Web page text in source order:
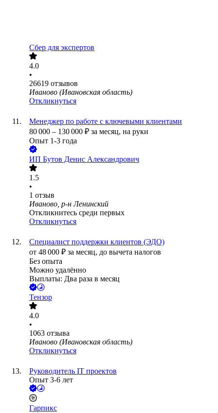
Сбер для экспертов
4.0
•
26619 отзывов
Иваново (Ивановская область)
Откликнуться
Менеджер по работе с ключевыми клиентами
80 000 – 130 000 ₽ за месяц, на руки
Опыт 1-3 года
ИП Бутов Денис Александрович
1.5
•
1 отзыв
Иваново, р-н Ленинский
Откликнитесь среди первых
Откликнуться
Специалист поддержки клиентов (ЭДО)
от 48 000 ₽ за месяц, до вычета налогов
Без опыта
Можно удалённо
Выплаты: Два раза в месяц
Тензор
4.0
•
1063 отзыва
Иваново (Ивановская область)
Откликнуться
Руководитель IT проектов
Опыт 3-6 лет
Гарпикс